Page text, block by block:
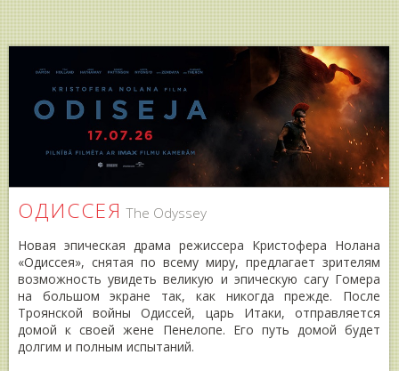
ОДИССЕЯ The Odyssey
Новая эпическая драма режиссера Кристофера Нолана
«Одиссея», снятая по всему миру, предлагает зрителям
возможность увидеть великую и эпическую сагу Гомера
на большом экране так, как никогда прежде. После
Троянской войны Одиссей, царь Итаки, отправляется
домой к своей жене Пенелопе. Его путь домой будет
долгим и полным испытаний.